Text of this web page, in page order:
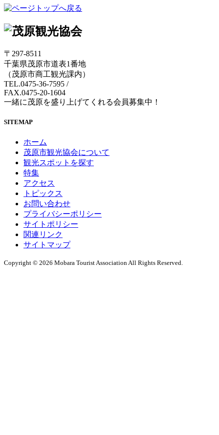
〒297-8511
千葉県茂原市道表1番地
（茂原市商工観光課内）
TEL.0475-36-7595 /
FAX.0475-20-1604
一緒に茂原を盛り上げてくれる会員募集中！
SITEMAP
ホーム
茂原市観光協会について
観光スポットを探す
特集
アクセス
トピックス
お問い合わせ
プライバシーポリシー
サイトポリシー
関連リンク
サイトマップ
Copyright © 2026 Mobara Tourist Association All Rights Reserved.